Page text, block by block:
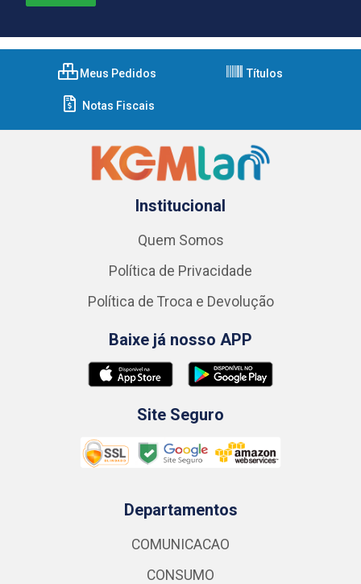
Meus Pedidos Títulos
Notas Fiscais
Institucional
Quem Somos
Política de Privacidade
Política de Troca e Devolução
Baixe já nosso APP
Site Seguro
Departamentos
COMUNICACAO
CONSUMO